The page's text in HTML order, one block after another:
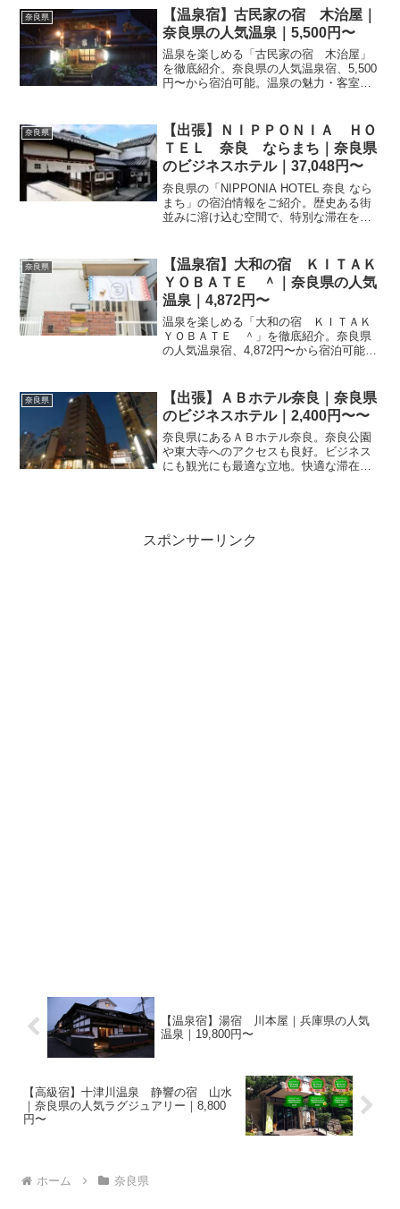
ださい。
奈良県
【温泉宿】古民家の宿 木治屋｜
奈良県の人気温泉｜5,500円〜
温泉を楽しめる「古民家の宿 木治屋」
を徹底紹介。奈良県の人気温泉宿、5,500
円〜から宿泊可能。温泉の魅力・客室・
奈良県
【出張】ＮＩＰＰＯＮＩＡ ＨＯ
ＴＥＬ 奈良 ならまち｜奈良県
のビジネスホテル｜37,048円〜
奈良県の「NIPPONIA HOTEL 奈良 なら
まち」の宿泊情報をご紹介。歴史ある街
並みに溶け込む空間で、特別な滞在をお
の拠点として予約を検討してみません
か。
奈良県
【温泉宿】大和の宿 ＫＩＴＡＫ
ＹＯＢＡＴＥ ＾｜奈良県の人気
温泉｜4,872円〜
温泉を楽しめる「大和の宿 ＫＩＴＡＫ
ＹＯＢＡＴＥ ＾」を徹底紹介。奈良県
の人気温泉宿、4,872円〜から宿泊可能。
奈良県
【出張】ＡＢホテル奈良｜奈良県
のビジネスホテル｜2,400円〜〜
奈良県にあるＡＢホテル奈良。奈良公園
や東大寺へのアクセスも良好。ビジネス
にも観光にも最適な立地。快適な滞在を
スポンサーリンク
【温泉宿】湯宿 川本屋｜兵庫県の人気
温泉｜19,800円〜
【高級宿】十津川温泉 静響の宿 山水
｜奈良県の人気ラグジュアリー｜8,800
円〜
ホーム 奈良県